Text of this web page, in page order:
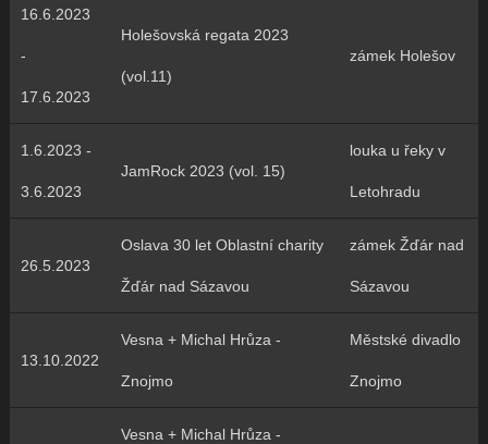
16.6.2023
-
17.6.2023
Holešovská regata 2023
(vol.11)
zámek Holešov
1.6.2023 -
3.6.2023
JamRock 2023 (vol. 15)
louka u řeky v
Letohradu
26.5.2023
Oslava 30 let Oblastní charity
Žďár nad Sázavou
zámek Žďár nad
Sázavou
13.10.2022
Vesna + Michal Hrůza -
Znojmo
Městské divadlo
Znojmo
Vesna + Michal Hrůza -